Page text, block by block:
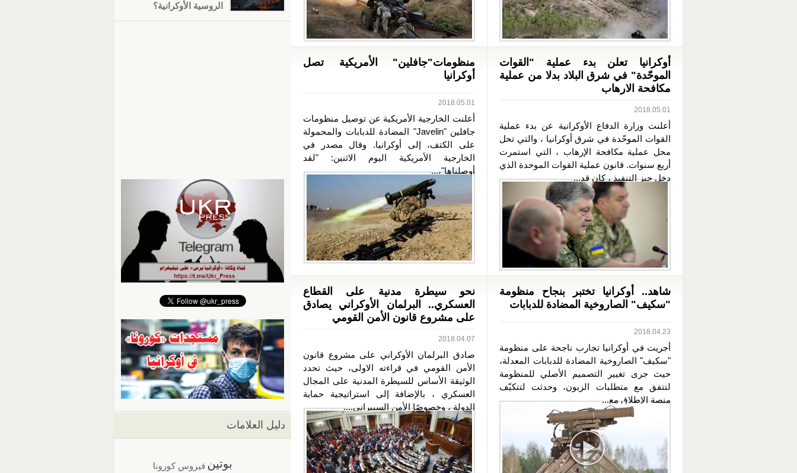
أوكرانيا تعلن بدء عملية "القوات
الموحّدة" في شرق البلاد بدلا من عملية
مكافحة الارهاب
2018.05.01
أعلنت وزارة الدفاع الأوكرانية عن بدء عملية
القوات الموحّدة في شرق أوكرانيا ، والتي تحل
محل عملية مكافحة الإرهاب ، التي استمرت
أربع سنوات. قانون عملية القوات الموحدة الذي
دخل حيز التنفيذ ، كان قد...
منظومات"جافلين" الأمريكية تصل
أوكرانيا
2018.05.01
أعلنت الخارجية الأمريكية عن توصيل منظومات
جافلين "Javelin" المضادة للدبابات والمحمولة
على الكتف، إلى أوكرانيا. وقال مصدر في
الخارجية الأمريكية اليوم الاثنين: "لقد
أوصلناها"،...
شاهد.. أوكرانيا تختبر بنجاح منظومة
"سكيف" الصاروخية المضادة للدبابات
2018.04.23
أجريت في أوكرانيا تجارب ناجحة على منظومة
"سكيف" الصاروخية المضادة للدبابات المعدلة،
حيث جرى تغيير التصميم الأصلي للمنظومة
لتتفق مع متطلبات الزبون، وحدثت لتتكيّف
منصة الإطلاق مع...
نحو سيطرة مدنية على القطاع
العسكري.. البرلمان الأوكراني يصادق
على مشروع قانون الأمن القومي
2018.04.07
صادق البرلمان الأوكراني على مشروع قانون
الأمن القومي في قراءته الاولى، حيث تحدد
الوثيقة الأساس للسيطرة المدنية على المجال
العسكري ، بالإضافة إلى استراتيجية حماية
الدولة ، وخصوصًا الأمن السيبراني....
الروسية الأوكرانية؟
دليل العلامات